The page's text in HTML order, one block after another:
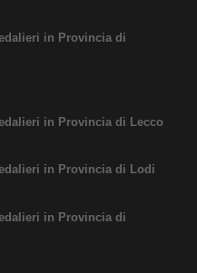
in Provincia di
in Provincia di Lecco
in Provincia di Lodi
in Provincia di